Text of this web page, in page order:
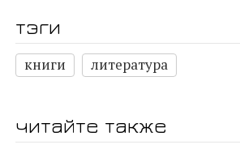
тэги
книги литература
читайте также